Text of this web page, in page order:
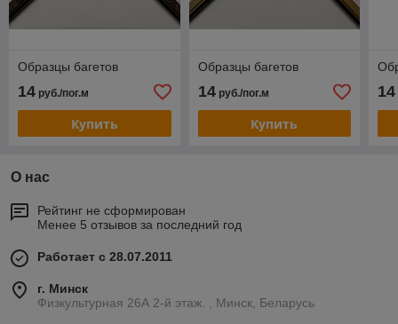
Образцы багетов
14 руб./пог.м
Купить
Образцы багетов
14руб./пог.м
Купить
14
О нас
Рейтинг не сформирован
Менее 5 отзывов за последний год
Работает с 28.07.2011
г. Минск
Физкультурная 26А 2-й этаж. , Минск, Беларусь